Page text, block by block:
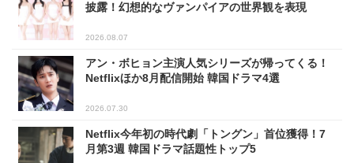
披露！幻想的なヴァンパイアの世界観を表現
2026.08.07
アン・ボヒョン主演人気シリーズが帰ってくる！
Netflixほか8月配信開始 韓国ドラマ4選
2026.07.30
Netflix今年初の時代劇「トングン」首位獲得！7
月第3週 韓国ドラマ話題性トップ5